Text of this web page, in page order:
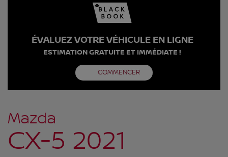
ÉVALUEZ VOTRE VÉHICULE EN LIGNE
ESTIMATION GRATUITE ET IMMÉDIATE !
COMMENCER
Mazda
CX-5 2021